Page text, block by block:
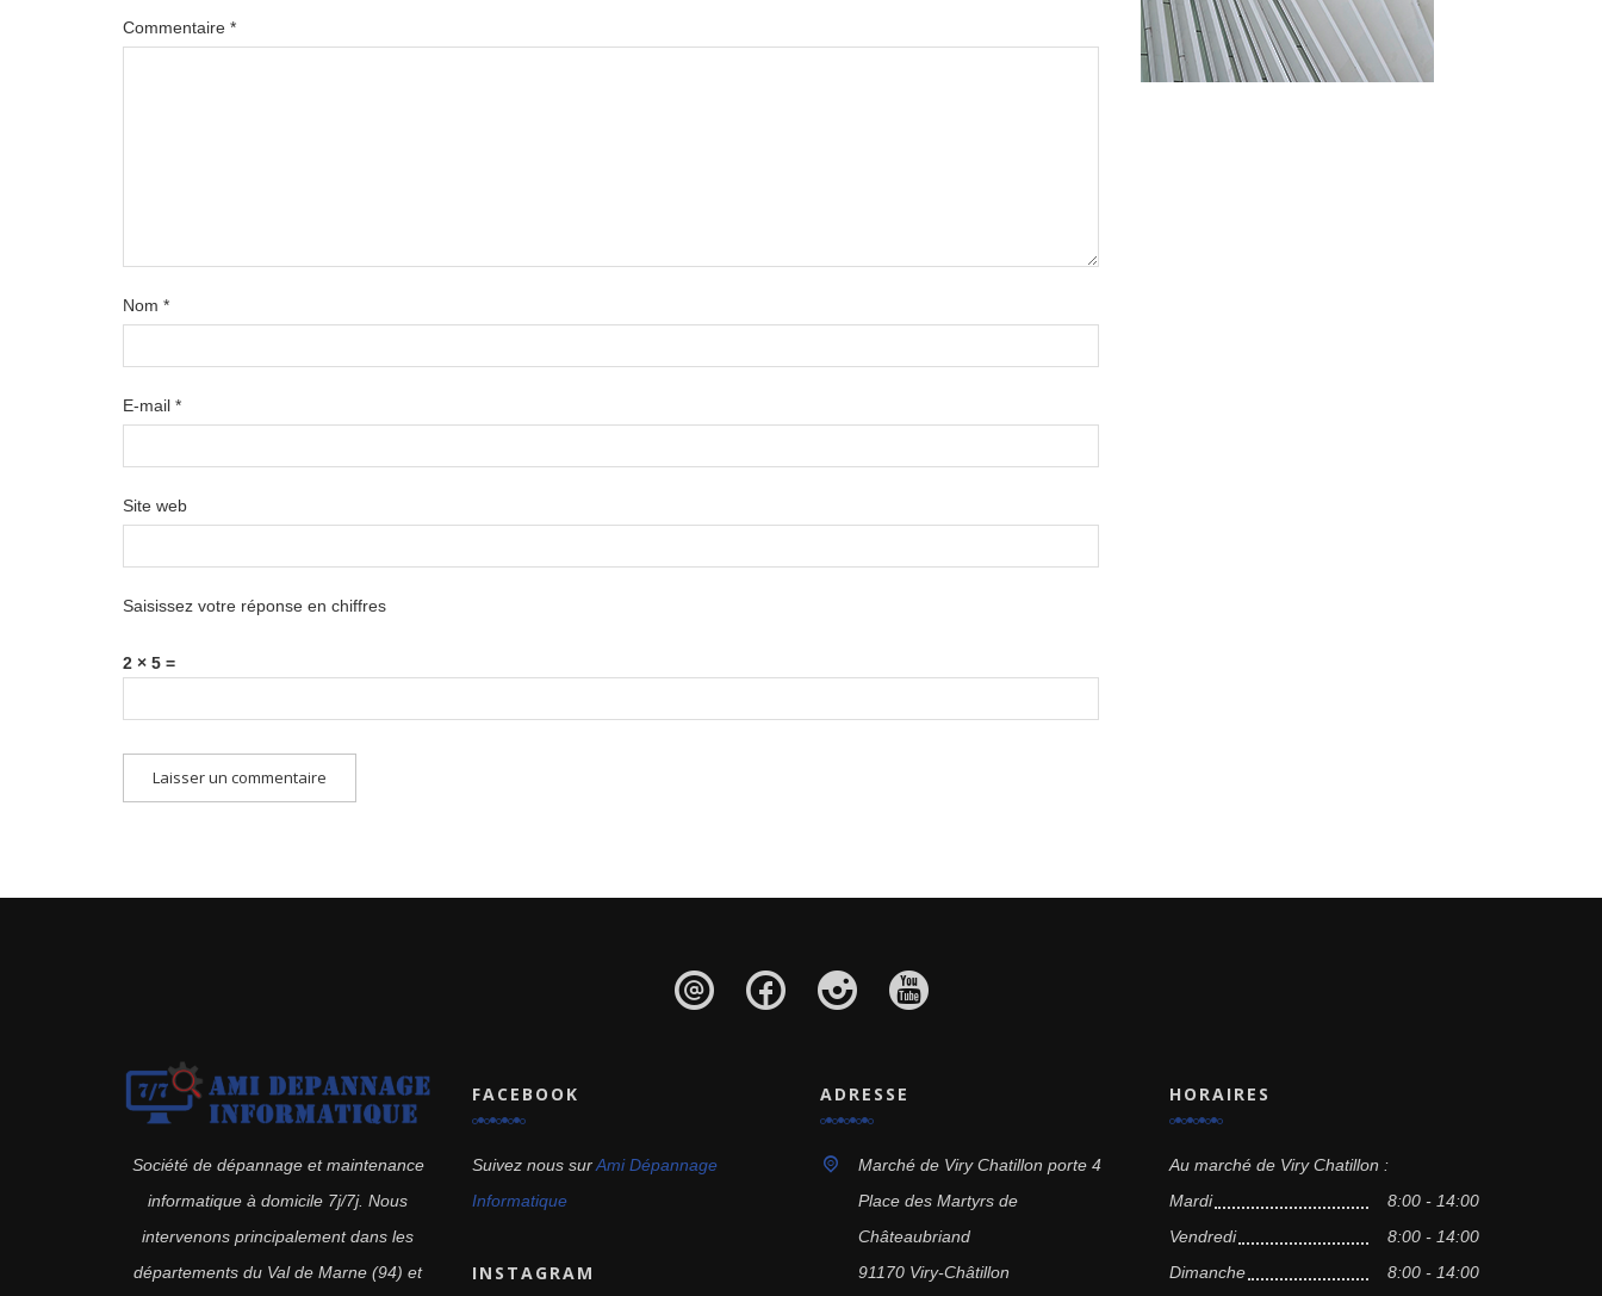
Commentaire *
Nom *
E-mail *
Site web
Saisissez votre réponse en chiffres
2 × 5 =
Société de dépannage et maintenance
informatique à domicile 7j/7j. Nous
intervenons principalement dans les
départements du Val de Marne (94) et
FACEBOOK
Suivez nous surAmi Dépannage
Informatique
INSTAGRAM
ADRESSE
Marché de Viry Chatillon porte 4
Place des Martyrs de
Châteaubriand
91170 Viry-Châtillon
HORAIRES
Au marché de Viry Chatillon :
Mardi
8:00 - 14:00
Vendredi
8:00 - 14:00
Dimanche
8:00 - 14:00